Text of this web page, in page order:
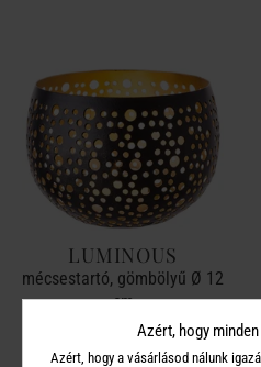
LUMINOUS
mécsestartó, gömbölyű Ø 12
cm
3 490 Ft
Azért, hogy
Azért, hogy a vásárlásod nálunk